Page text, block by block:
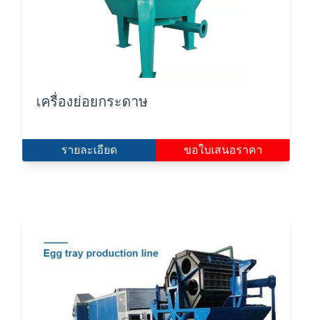
เครื่องย่อยกระดาษ
รายละเอียด ขอใบเสนอราคา